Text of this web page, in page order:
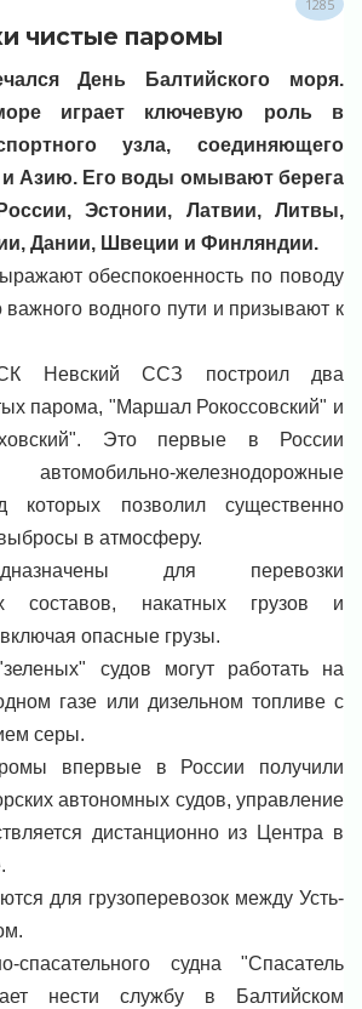
1285
чистые паромы
День Балтийского моря.
играет ключевую роль в
узла, соединяющего
Азию. Его воды омывают берега
Эстонии, Латвии, Литвы,
Дании, Швеции и Финляндии.
обеспокоенность по поводу
важного водного пути и призывают к
Невский ССЗ построил два
парома, "Маршал Рокоссовский" и
Это первые в России
железнодорожные
которых позволил существенно
в атмосферу.
для перевозки
составов, накатных грузов и
опасные грузы.
судов могут работать на
газе или дизельном топливе с
серы.
впервые в России получили
автономных судов, управление
дистанционно из Центра в
для грузоперевозок между Усть-
спасательного судна "Спасатель
нести службу в Балтийском